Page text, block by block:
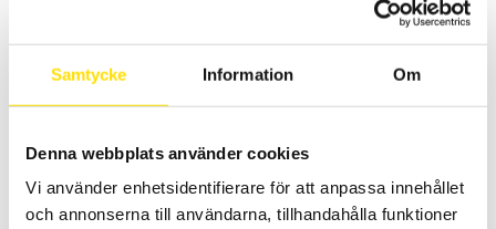
Samtycke Information Om
Denna webbplats använder cookies
Vi använder enhetsidentifierare för att anpassa innehållet
och annonserna till användarna, tillhandahålla funktioner
CA8345 samt installationstestare CA6116N och CA6117. Det passar
även till Metrix oscilloskop Scopix V.